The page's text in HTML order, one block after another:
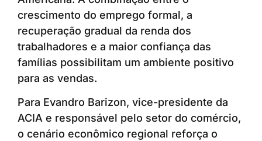
crescimento do emprego formal, a
recuperação gradual da renda dos
trabalhadores e a maior confiança das
famílias possibilitam um ambiente positivo
para as vendas.
Para Evandro Barizon, vice-presidente da
ACIA e responsável pelo setor do comércio,
o cenário econômico regional reforça o